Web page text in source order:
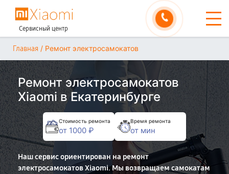
Сервисный центр
Главная / Ремонт электросамокатов
Ремонт электросамокатов
Xiaomi в Екатеринбурге
Стоимость ремонта
от 1000 ₽
Время ремонта
от мин
Наш сервис ориентирован на ремонт
электросамокатов Xiaomi. Мы возвращаем самокатам